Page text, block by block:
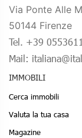
Via Ponte Alle
50144 Firenze
Tel. +39
Mail:
IMMOBILI
Cerca immobili
Valuta la tua casa
Magazine